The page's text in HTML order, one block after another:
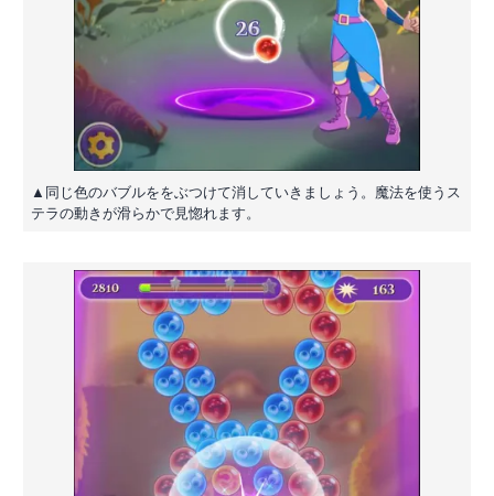
▲同じ色のバブルををぶつけて消していきましょう。魔法を使うス
テラの動きが滑らかで見惚れます。